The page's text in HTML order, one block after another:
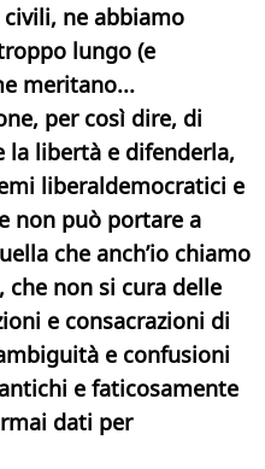
ne abbiamo
lungo (e
meritano...
per così dire, di
la libertà e difenderla,
liberaldemocratici e
non può portare a
che anch’io chiamo
che non si cura delle
e consacrazioni di
e confusioni
e faticosamente
dati per